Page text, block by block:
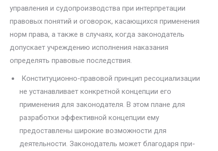
управления и судопроизводства при интерпретации
правовых понятий и оговорок, касающихся применения
норм права, а также в случаях, когда законодатель
допускает учрежде­нию исполнения наказания
определять правовые последствия.
Конституционно-правовой принцип ресоциализации
не устанавли­вает конкретной концепции его
применения для законодателя. В этом плане для
разработки эффективной концепции ему
предоставлены широ­кие возможности для
деятельности. Законодатель может благодаря при­